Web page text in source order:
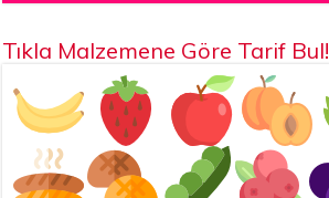
Tıkla Malzemene Göre Tarif Bul!